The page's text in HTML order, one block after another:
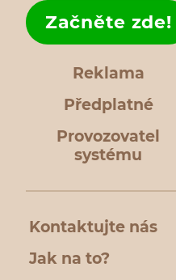
Začněte zde!
Reklama
Předplatné
Provozovatel
systému
Kontaktujte nás
Jak na to?